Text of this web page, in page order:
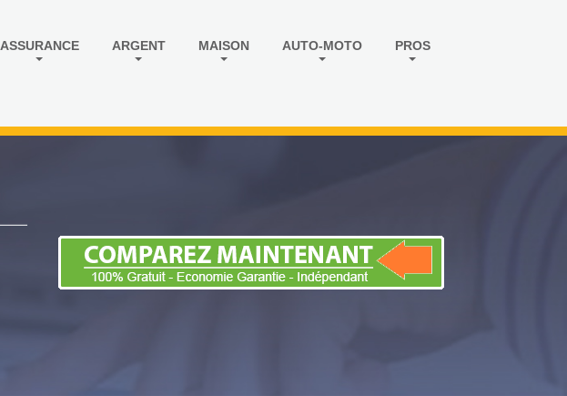
ASSURANCE ARGENT MAISON AUTO-MOTO PROS